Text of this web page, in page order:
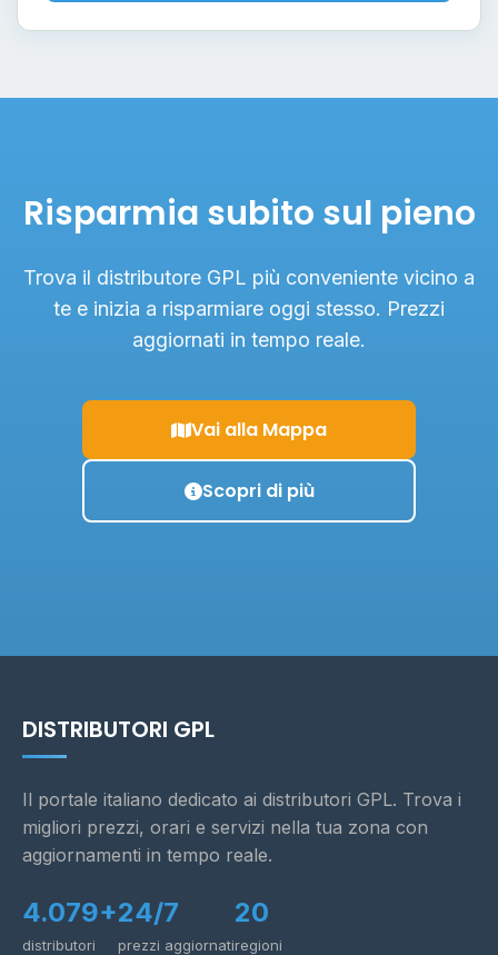
Risparmia subito sul pieno
Trova il distributore GPL più conveniente vicino a
te e inizia a risparmiare oggi stesso. Prezzi
aggiornati in tempo reale.
Vai alla Mappa
Scopri di più
DISTRIBUTORI GPL
Il portale italiano dedicato ai distributori GPL. Trova i
migliori prezzi, orari e servizi nella tua zona con
aggiornamenti in tempo reale.
4.079+
distributori
24/7
prezzi aggiornati
20
regioni